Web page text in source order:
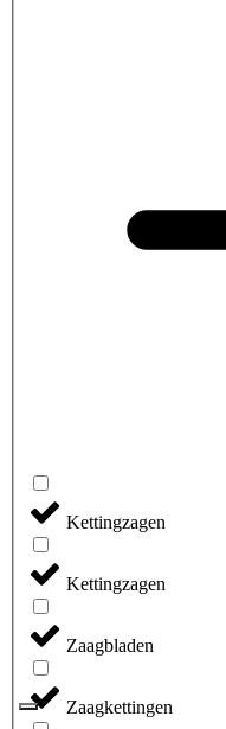
Kettingzagen
Kettingzagen
Zaagbladen
Zaagkettingen